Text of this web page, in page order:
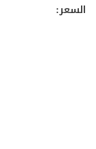
السعر: